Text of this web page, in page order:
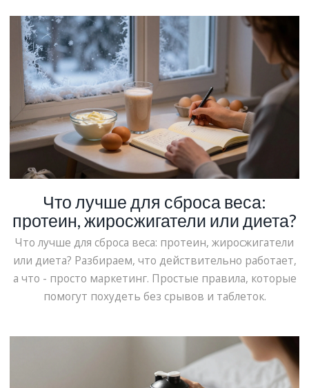
Что лучше для сброса веса:
протеин, жиросжигатели или диета?
Что лучше для сброса веса: протеин, жиросжигатели
или диета? Разбираем, что действительно работает,
а что - просто маркетинг. Простые правила, которые
помогут похудеть без срывов и таблеток.